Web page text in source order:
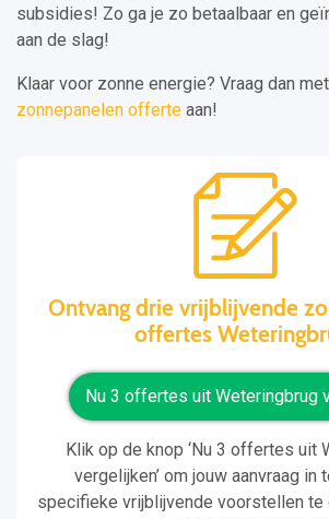
subsidies! Zo ga je zo betaalbaar en
aan de slag!
Klaar voor zonne energie? Vraag dan
zonnepanelen offerte aan!
Ontvang drie vrijblijvende
offertes
Nu 3 offertes uit Weteringbrug
Klik op de knop ‘Nu 3 offertes uit
vergelijken’ om jouw aanvraag in
specifieke vrijblijvende voorstellen te